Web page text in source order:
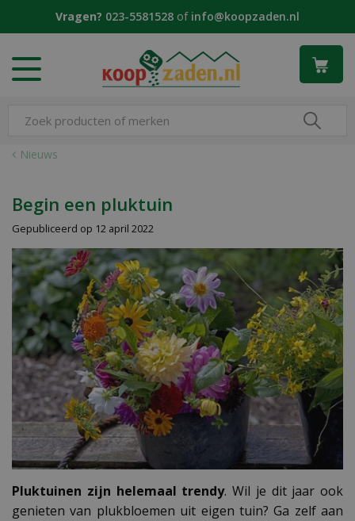
Nieuws
Vragen? 023-5581528 of info@koopzaden.nl
Begin een pluktuin
Gepubliceerd op 12 april 2022
Pluktuinen zijn helemaal trendy. Wil je dit jaar ook
genieten van plukbloemen uit eigen tuin? Ga zelf aan